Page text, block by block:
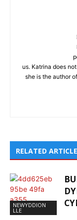
us. Katrina does
she is the author
RELATED
NEWYDDION
LLE